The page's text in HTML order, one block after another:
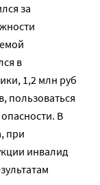
за
в
1,2 млн руб
пользоваться
В
при
инвалид